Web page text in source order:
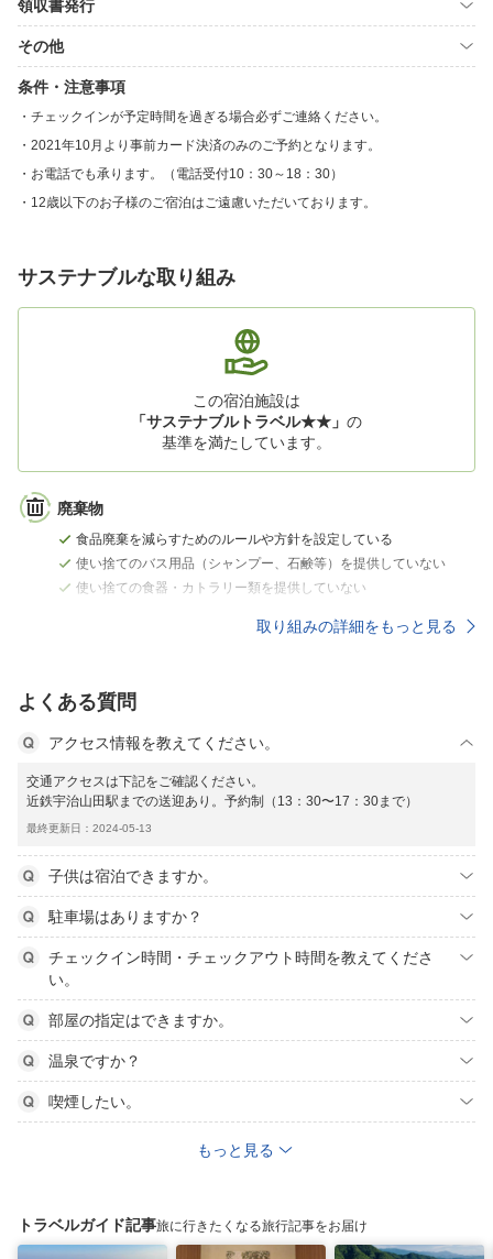
領収書発行
その他
条件・注意事項
チェックインが予定時間を過ぎる場合必ずご連絡ください。
2021年10月より事前カード決済のみのご予約となります。
お電話でも承ります。（電話受付10：30～18：30）
12歳以下のお子様のご宿泊はご遠慮いただいております。
サステナブルな取り組み
この宿泊施設は
「サステナブルトラベル★★」 の
基準を満たしています。
廃棄物
食品廃棄を減らすためのルールや方針を設定している
使い捨てのバス用品（シャンプー、石鹸等）を提供していない
使い捨ての食器・カトラリー類を提供していない
取り組みの詳細をもっと見る
よくある質問
アクセス情報を教えてください。
交通アクセスは下記をご確認ください。
近鉄宇治山田駅までの送迎あり。予約制（13：30〜17：30まで）
最終更新日：2024-05-13
子供は宿泊できますか。
駐車場はありますか？
チェックイン時間・チェックアウト時間を教えてくださ
い。
部屋の指定はできますか。
温泉ですか？
喫煙したい。
もっと見る
トラベルガイド記事旅に行きたくなる旅行記事をお届け